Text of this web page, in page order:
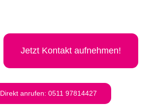
Jetzt Kon­takt aufnehmen!
Direkt anru­fen: 0511 97814427